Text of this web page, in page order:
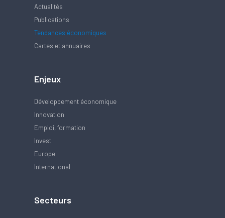
Actualités
Publications
Tendances économiques
Cartes et annuaires
Enjeux
Développement économique
Innovation
Emploi, formation
Invest
Europe
International
Secteurs